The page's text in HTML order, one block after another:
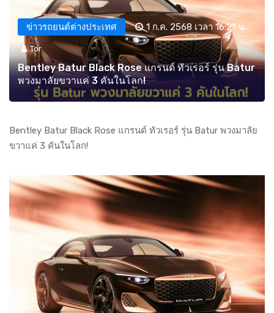
ข่าวรถยนต์ต่างประเทศ 1 ก.ค. 2568 เวลา 16:21 น.
Tor
Bentley Batur Black Rose แกรนด์ ทัวเรอร์ รุ่น Batur
พวงมาลัยขวาแค่ 3 คันในโลก!
Bentley Batur Black Rose แกรนด์ ทัวเรอร์ รุ่น Batur พวงมาลัย
ขวาแค่ 3 คันในโลก!